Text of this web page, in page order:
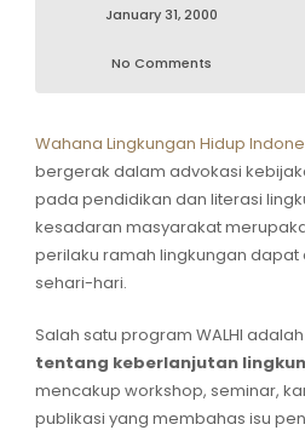
January 31, 2000
No Comments
Wahana Lingkungan Hidup
bergerak dalam advokasi
pada pendidikan dan literasi
kesadaran masyarakat
perilaku ramah lingkungan
sehari-hari.
Salah satu program WALHI adalah
tentang keberlanjutan
mencakup workshop, seminar,
publikasi yang membahas isu